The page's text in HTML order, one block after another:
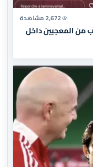
2,672 مشاهدة
من المعجبين داخل